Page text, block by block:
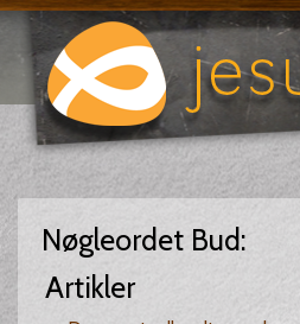
Nøgleordet Bud:
Artikler